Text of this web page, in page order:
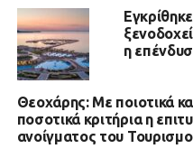
η
Θεοχάρης: Με ποιοτικά
ποσοτικά κριτήρια η
ανοίγματος του